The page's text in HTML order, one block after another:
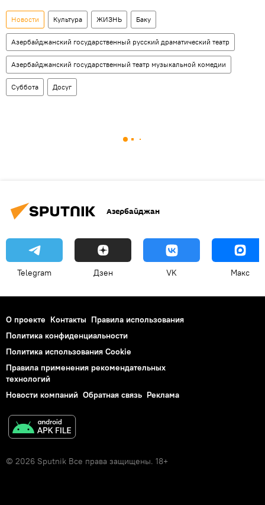
Новости Культура ЖИЗНЬ Баку
Азербайджанский государственный русский драматический театр
Азербайджанский государственный театр музыкальной комедии
Суббота Досуг
Азербайджан
Telegram Дзен VK Макс
О проекте Контакты Правила использования
Политика конфиденциальности
Политика использования Cookie
Правила применения рекомендательных
технологий
Новости компаний Обратная связь Реклама
© 2026 Sputnik Все права защищены. 18+